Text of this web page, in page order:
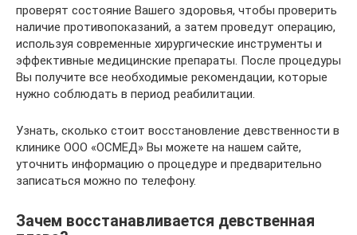
проверят состояние Вашего здоровья, чтобы проверить
наличие противопоказаний, а затем проведут операцию,
используя современные хирургические инструменты и
эффективные медицинские препараты. После процедуры
Вы получите все необходимые рекомендации, которые
нужно соблюдать в период реабилитации.
Узнать, сколько стоит восстановление девственности в
клинике ООО «ОСМЕД» Вы можете на нашем сайте,
уточнить информацию о процедуре и предварительно
записаться можно по телефону.
Зачем восстанавливается девственная